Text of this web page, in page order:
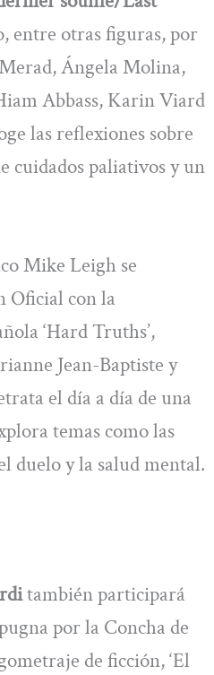
entre otras figuras, por
Ángela Molina,
Abbass, Karin Viard
las reflexiones sobre
cuidados paliativos y un
Mike Leigh se
Oficial con la
‘Hard Truths’,
Jean-Baptiste y
el día a día de una
temas como las
duelo y la salud mental.
también participará
por la Concha de
de ficción, ‘El